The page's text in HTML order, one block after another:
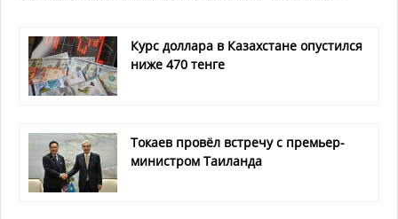
Курс доллара в Казахстане опустился
ниже 470 тенге
Токаев провёл встречу с премьер-
министром Таиланда